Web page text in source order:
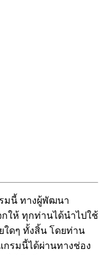
รมนี้ ทางผู้พัฒนา
กให้ ทุกท่านได้นำไปใช้
ใดๆ ทั้งสิ้น โดยท่าน
รมนี้ได้ผ่านทางช่อง